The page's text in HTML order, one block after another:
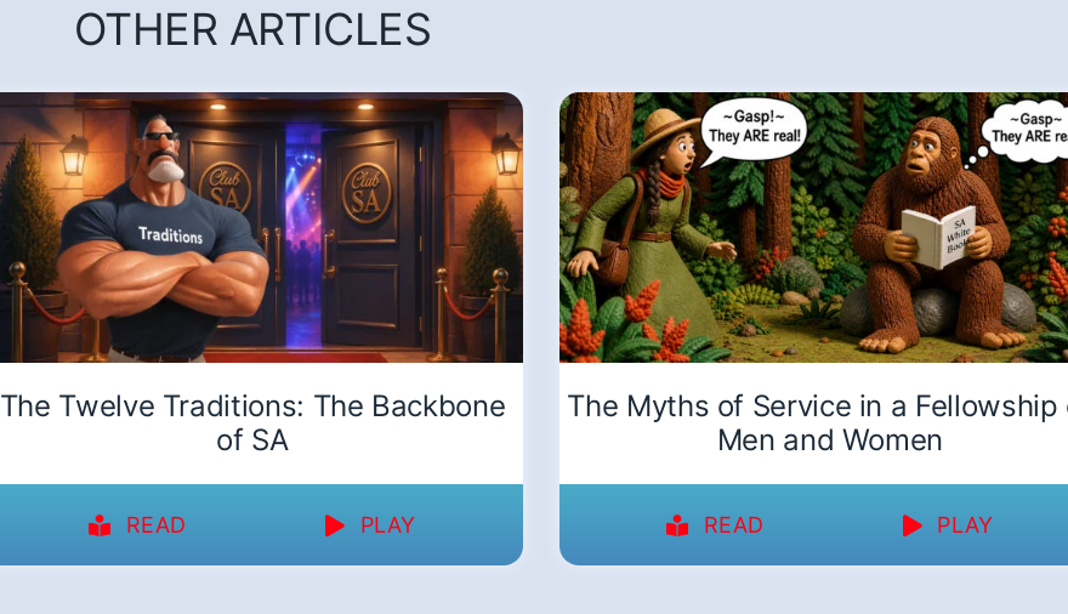
OTHER ARTICLES
The Twelve Traditions: The Backbone
of SA
READ PLAY
The Myths of Service in a Fellowship
Men and Women
READ PLAY